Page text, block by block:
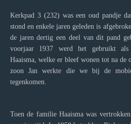
Kerkpad 3 (232) was een oud pandje
stond en enkele jaren geleden is
de jaren dertig een deel van dit pand
voorjaar 1937 werd het gebruikt als
Haaisma, welke er bleef wonen tot na
zoon Jan werkte die we bij de
tegenkomen.
Toen de familie Haaisma was